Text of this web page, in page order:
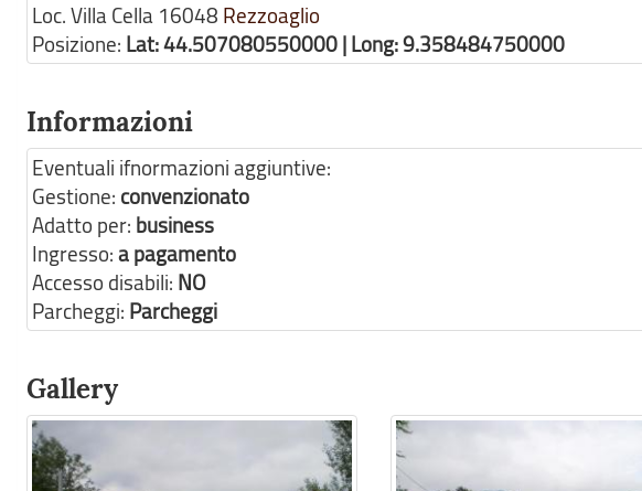
Loc. Villa Cella 16048 Rezzoaglio
Posizione: Lat: 44.507080550000 | Long: 9.358484750000
Informazioni
Eventuali ifnormazioni aggiuntive:
Gestione: convenzionato
Adatto per: business
Ingresso:a pagamento
Accesso disabili: NO
Parcheggi: Parcheggi
Gallery